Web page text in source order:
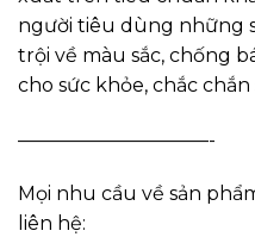
người tiêu dùng những
trội về màu sắc, chống
cho sức khỏe, chắc
——————————-
Mọi nhu cầu về sản
liên hệ: